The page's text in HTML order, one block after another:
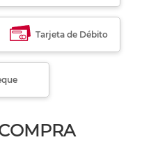
Tarjeta de Débito